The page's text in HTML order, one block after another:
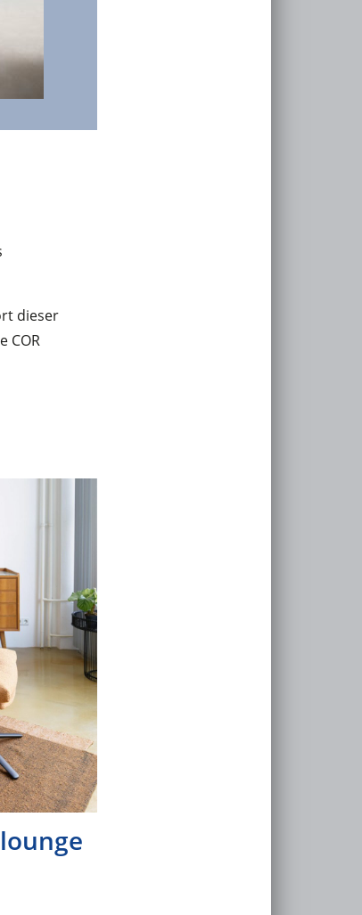
dieser
COR